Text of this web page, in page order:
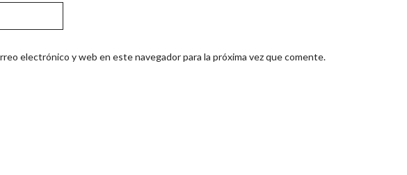
electrónico y web en este navegador para la próxima vez que comente.